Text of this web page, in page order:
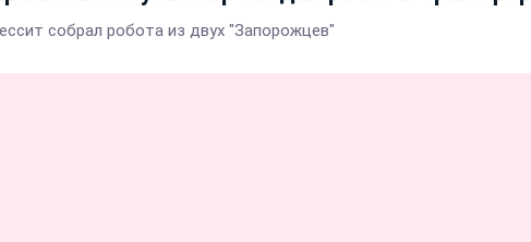
собрал робота из двух "Запорожцев"